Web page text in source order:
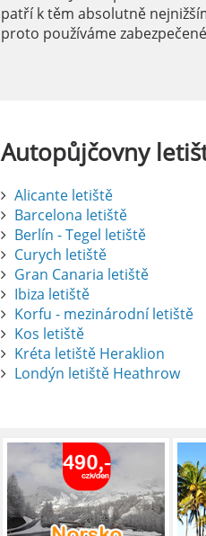
patří k těm absolutně
proto používáme
Autopůjčovny
Alicante letiště
Barcelona letiště
Berlín - Tegel letiště
Curych letiště
Gran Canaria letiště
Ibiza letiště
Korfu - mezinárodní letiště
Kos letiště
Kréta letiště Heraklion
Londýn letiště Heathrow
Pronájem
Půjčení auta
číst :
celý
Pronájem